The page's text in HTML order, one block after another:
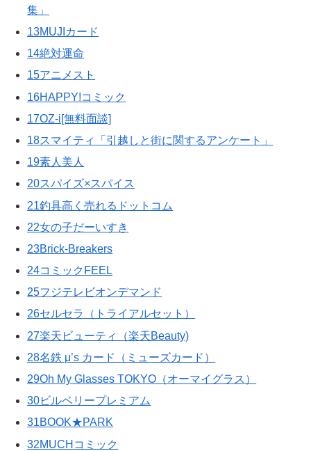
集」
13MUJIカード
14絶対運命
15アニメスト
16HAPPY!コミック
17OZ-i[無料面談]
18スマイティ「引越しと街に関するアンケート」
19素人美人
20スパイズ×スパイス
21釣具高く売れるドットコム
22女の子だーいすき
23Brick-Breakers
24コミックFEEL
25フジテレビオンデマンド
26セルセラ（トライアルセット）
27楽天ビューティ（楽天Beauty)
28名鉄 μ’s カード（ミューズカード）
29Oh My Glasses TOKYO（オーマイグラス）
30ビルベリープレミアム
31BOOK★PARK
32MUCHコミック